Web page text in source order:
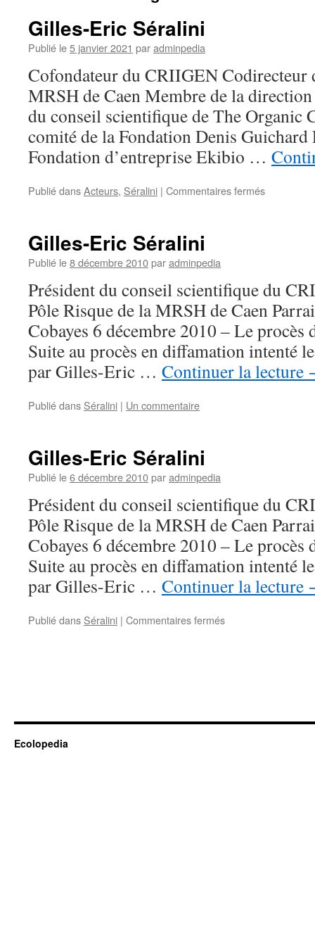
Gilles-Eric Séralini
Publié le5 janvier 2021 paradminpedia
Cofondateur du CRIIGEN Codirecteur
MRSH de Caen Membre de la
du conseil scientifique de The Organic
comité de la Fondation Denis Guichard
Fondation d’entreprise Ekibio …
Publié dansActeurs, Séralini | Commentaires ferméssur
Gilles-Eric Séralini
Publié le8 décembre 2010paradminpedia
Président du conseil scientifique du
Pôle Risque de la MRSH de Caen
Cobayes 6 décembre 2010 – Le
Suite au procès en diffamation intenté
par Gilles-Eric … Continuer la lecture
Publié dans Séralini | Un commentaire
Gilles-Eric Séralini
Publié le6 décembre 2010paradminpedia
Président du conseil scientifique du
Pôle Risque de la MRSH de Caen
Cobayes 6 décembre 2010 – Le
Suite au procès en diffamation intenté
par Gilles-Eric … Continuer la lecture
Publié dans Séralini | Commentaires ferméssur
Ecolopedia